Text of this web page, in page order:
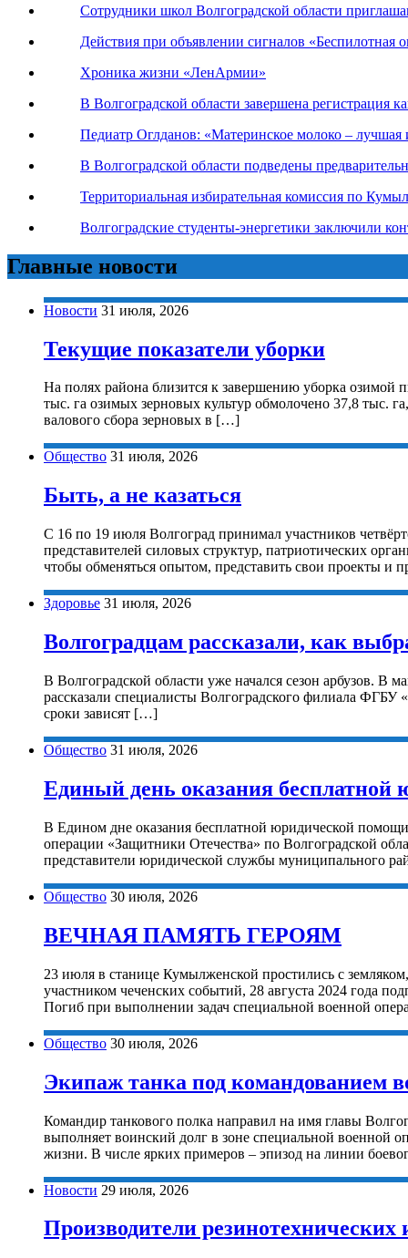
Сотрудники школ Волгоградской области
Действия при объявлении сигналов «Беспилотная
Хроника жизни «ЛенАрмии»
В Волгоградской области завершена регистрация
Педиатр Оглданов: «Материнское молоко – лучшая
В Волгоградской области подведены
Территориальная избирательная комиссия по
Волгоградские студенты-энергетики заключили
Главные новости
Новости 31 июля, 2026
Текущие показатели уборки
На полях района близится к завершению уборка
тыс. га озимых зерновых культур обмолочено 37,8 тыс.
валового сбора зерновых в […]
Общество 31 июля, 2026
Быть, а не казаться
С 16 по 19 июля Волгоград принимал участников
представителей силовых структур, патриотических
чтобы обменяться опытом, представить свои проекты
Здоровье 31 июля, 2026
Волгоградцам рассказали, как
В Волгоградской области уже начался сезон арбузов. В
рассказали специалисты Волгоградского филиала
сроки зависят […]
Общество 31 июля, 2026
Единый день оказания
В Едином дне оказания бесплатной юридической
операции «Защитники Отечества» по Волгоградской
представители юридической службы муниципального
Общество 30 июля, 2026
ВЕЧНАЯ ПАМЯТЬ ГЕРОЯМ
23 июля в станице Кумылженской простились с
участником чеченских событий, 28 августа 2024 года
Погиб при выполнении задач специальной военной
Общество 30 июля, 2026
Экипаж танка под командованием
Командир танкового полка направил на имя главы
выполняет воинский долг в зоне специальной военной
жизни. В числе ярких примеров – эпизод на линии
Новости 29 июля, 2026
Производители